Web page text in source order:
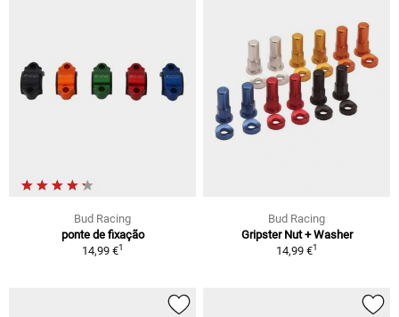
Bud Racing
ponte de fixação
14,99 €1
Bud Racing
Gripster Nut + Washer
14,99 €1